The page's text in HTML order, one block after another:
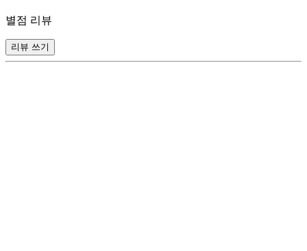
별점 리뷰
리뷰 쓰기